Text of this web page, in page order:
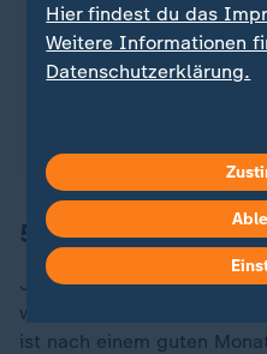
vollbringen. Was Essig
Gesundheit leisten
5. Äpfel können
Je nach Sorte halten sich
weiß Botanikerin Barbara
ist nach einem guten
Hier findest du das
Weitere Informationen
Datenschutzerklärung.